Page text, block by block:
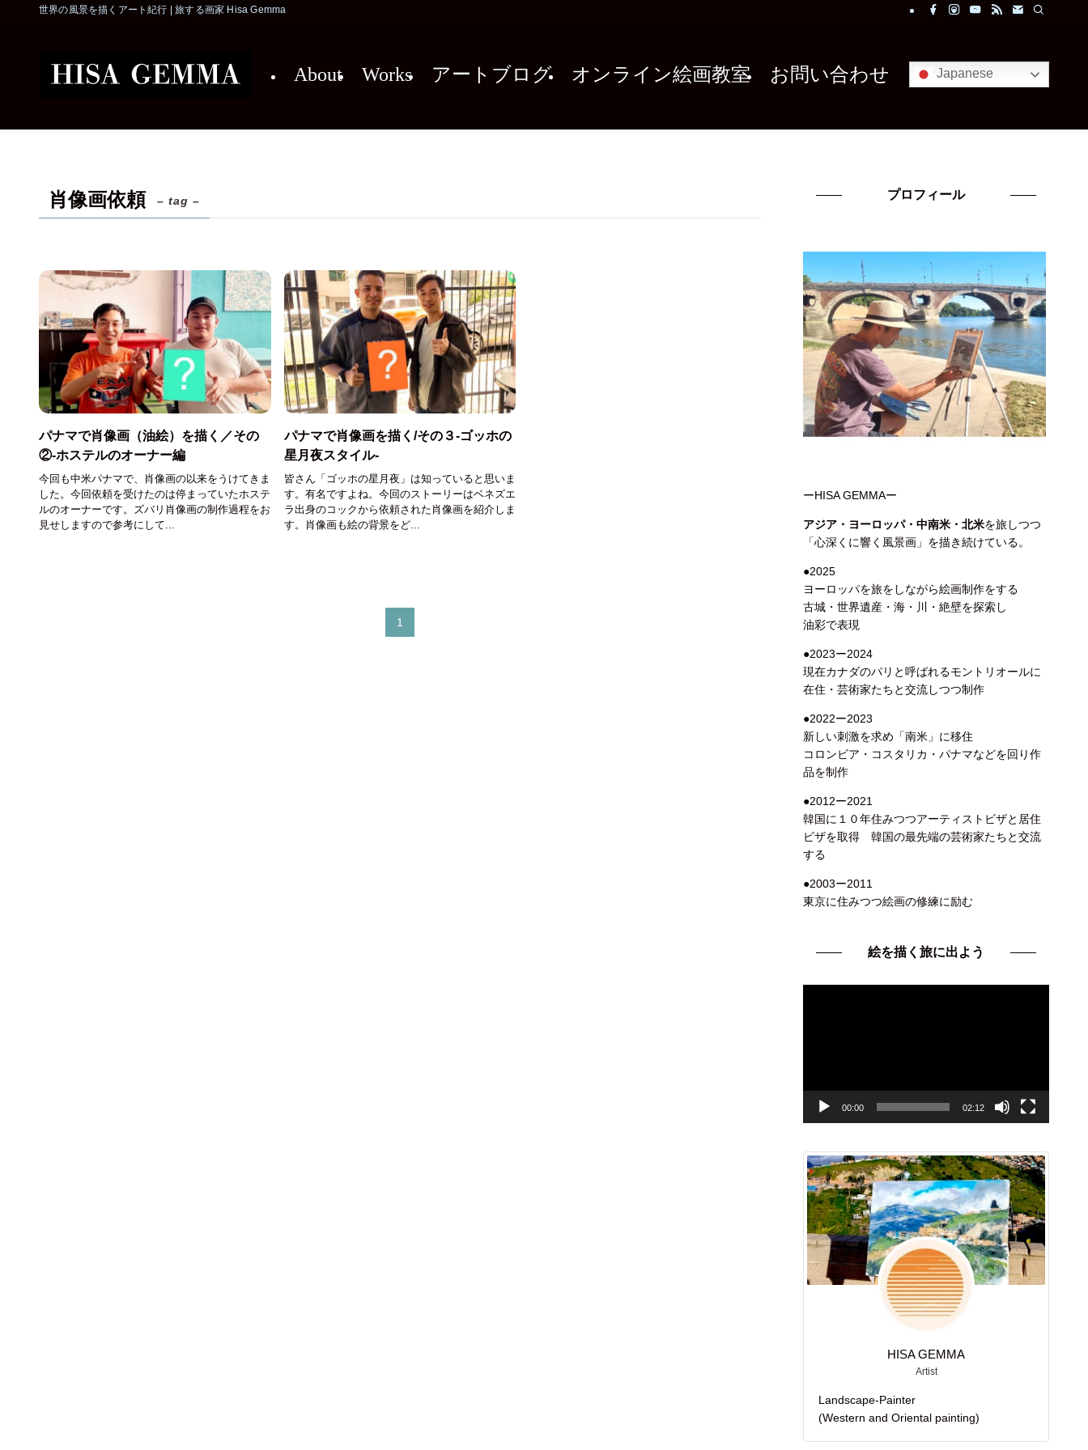
世界の風景を描くアート紀行 | 旅する画家 Hisa Gemma
About Works アートブログ オンライン絵画教室 お問い合わせ Japanese
肖像画依頼 – tag –
パナマで肖像画（油絵）を描く／その
②-ホステルのオーナー編
今回も中米パナマで、肖像画の以来をうけてきま
した。今回依頼を受けたのは停まっていたホステ
ルのオーナーです。ズバリ肖像画の制作過程をお
見せしますので参考にして...
パナマで肖像画を描く/その３-ゴッホの
星月夜スタイル-
皆さん「ゴッホの星月夜」は知っていると思いま
す。有名ですよね。今回のストーリーはベネズエ
ラ出身のコックから依頼された肖像画を紹介しま
す。肖像画も絵の背景をど...
1
プロフィール
ーHISA GEMMAー
アジア・ヨーロッパ・中南米・北米を旅しつつ
「心深くに響く風景画」を描き続けている。
●2025
ヨーロッパを旅をしながら絵画制作をする
古城・世界遺産・海・川・絶壁を探索し
油彩で表現
●2023ー2024
現在カナダのパリと呼ばれるモントリオールに
在住・芸術家たちと交流しつつ制作
●2022ー2023
新しい刺激を求め「南米」に移住
コロンビア・コスタリカ・パナマなどを回り作
品を制作
●2012ー2021
韓国に１０年住みつつアーティストビザと居住
ビザを取得 韓国の最先端の芸術家たちと交流
する
●2003ー2011
東京に住みつつ絵画の修練に励む
絵を描く旅に出よう
00:00 02:12
HISA GEMMA
Artist
Landscape-Painter
(Western and Oriental painting)